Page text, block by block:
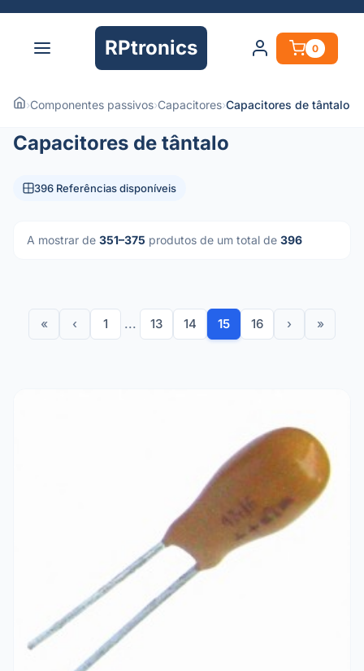
RPtronics 0
›Componentes passivos›Capacitores›Capacitores de tântalo
Capacitores de tântalo
396 Referências disponíveis
A mostrar de 351–375 produtos de um total de 396
« ‹ 1 ... 13 14 15 16 › »